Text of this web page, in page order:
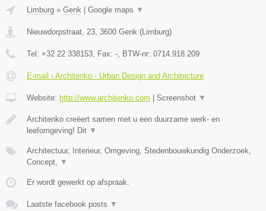
Limburg » Genk Google maps ▼
Nieuwdorpstraat, 23 3600 Genk ( Limburg)
Tel: +32 22 338153 , Fax: - , BTW-nr: 0714.918.209
E-mail › Architenko - Urban Design and Architecture
Website: http://www.architenko.com Screenshot ▼
Architenko creëert samen met u een duurzame werk- en
leefomgeving! Dit ▼
Architectuur, Interieur, Omgeving, Stedenbouwkundig Onderzoek,
Concept,
▼
Er wordt gewerkt op afspraak.
Laatste facebook posts ▼